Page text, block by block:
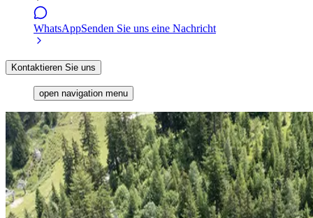
WhatsAppSenden Sie uns eine Nachricht
Kontaktieren Sie uns
open navigation menu